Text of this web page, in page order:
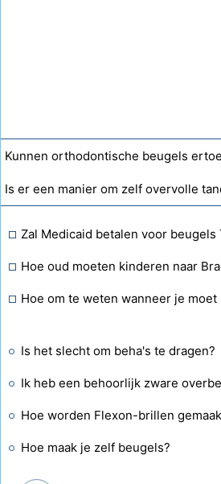
Hoe om te weten wanneer je moet
Is het slecht om beha's te dragen?
Hoe worden Flexon-brillen
Hoe maak je zelf beugels?